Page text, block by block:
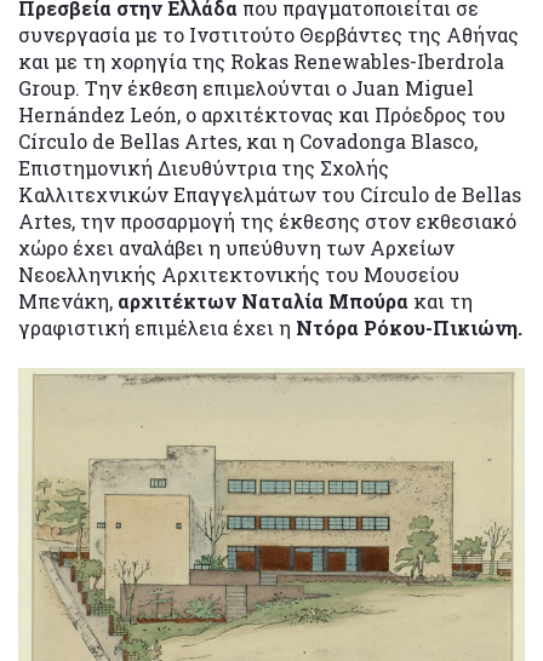
Πρεσβεία στην Ελλάδα που πραγματοποιείται σε
συνεργασία με το Ινστιτούτο Θερβάντες της Αθήνας
και με τη χορηγία της Rokas Renewables-Iberdrola
Group. Την έκθεση επιμελούνται ο Juan Miguel
Hernández León, ο αρχιτέκτονας και Πρόεδρος του
Círculo de Bellas Artes, και η Covadonga Blasco,
Επιστημονική Διευθύντρια της Σχολής
Καλλιτεχνικών Επαγγελμάτων του Círculo de Bellas
Artes, την προσαρμογή της έκθεσης στον εκθεσιακό
χώρο έχει αναλάβει η υπεύθυνη των Αρχείων
Νεοελληνικής Αρχιτεκτονικής του Μουσείου
Μπενάκη, αρχιτέκτων Ναταλία Μπούρα και τη
γραφιστική επιμέλεια έχει η Ντόρα Ρόκου-Πικιώνη.